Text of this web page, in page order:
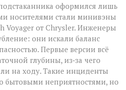
оформился лишь
носителями стали минивэны
Voyager от Chrysler. Инженеры
они искали баланс
Первые версии всё
глубины, из‑за чего
на ходу. Такие инциденты
бытовыми неприятностями, но